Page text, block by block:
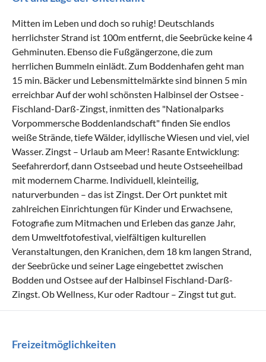
Mitten im Leben und doch so ruhig! Deutschlands
herrlichster Strand ist 100m entfernt, die Seebrücke keine 4
Gehminuten. Ebenso die Fußgängerzone, die zum
herrlichen Bummeln einlädt. Zum Boddenhafen geht man
15 min. Bäcker und Lebensmittelmärkte sind binnen 5 min
erreichbar Auf der wohl schönsten Halbinsel der Ostsee -
Fischland-Darß-Zingst, inmitten des "Nationalparks
Vorpommersche Boddenlandschaft" finden Sie endlos
weiße Strände, tiefe Wälder, idyllische Wiesen und viel, viel
Wasser. Zingst – Urlaub am Meer! Rasante Entwicklung:
Seefahrerdorf, dann Ostseebad und heute Ostseeheilbad
mit modernem Charme. Individuell, kleinteilig,
naturverbunden – das ist Zingst. Der Ort punktet mit
zahlreichen Einrichtungen für Kinder und Erwachsene,
Fotografie zum Mitmachen und Erleben das ganze Jahr,
dem Umweltfotofestival, vielfältigen kulturellen
Veranstaltungen, den Kranichen, dem 18 km langen Strand,
der Seebrücke und seiner Lage eingebettet zwischen
Bodden und Ostsee auf der Halbinsel Fischland-Darß-
Zingst. Ob Wellness, Kur oder Radtour – Zingst tut gut.
Freizeitmöglichkeiten